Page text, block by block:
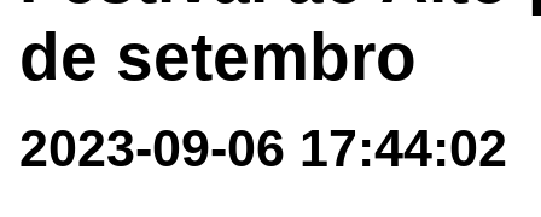
de setembro
2023-09-06 17:44:02